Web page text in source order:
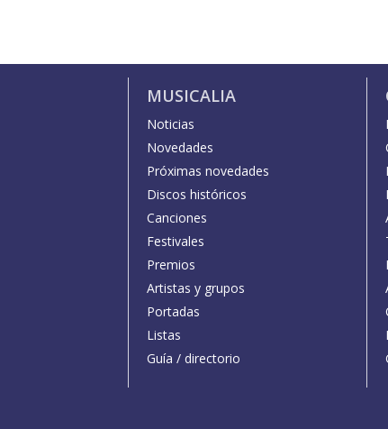
MUSICALIA
Noticias
Novedades
Próximas novedades
Discos históricos
Canciones
Festivales
Premios
Artistas y grupos
Portadas
Listas
Guía / directorio